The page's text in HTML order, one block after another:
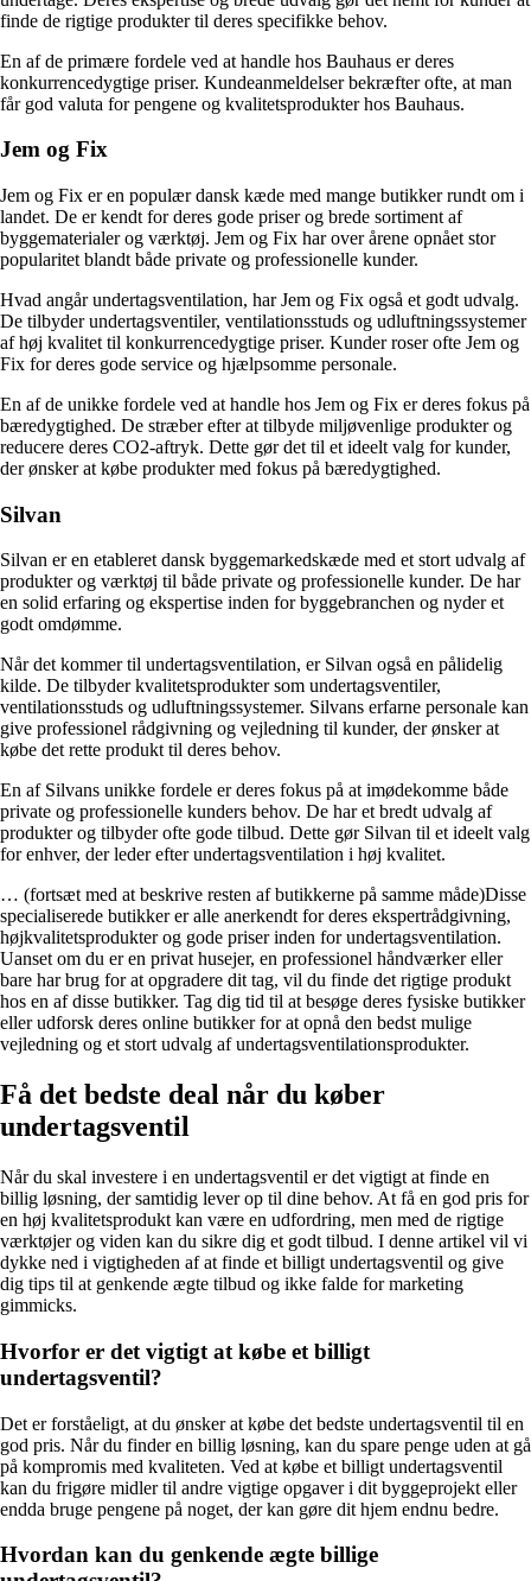
finde de rigtige produkter til deres specifikke behov.
En af de primære fordele ved at handle hos Bauhaus er deres
konkurrencedygtige priser. Kundeanmeldelser bekræfter ofte, at man
får god valuta for pengene og kvalitetsprodukter hos Bauhaus.
Jem og Fix
Jem og Fix er en populær dansk kæde med mange butikker rundt om i
landet. De er kendt for deres gode priser og brede sortiment af
byggematerialer og værktøj. Jem og Fix har over årene opnået stor
popularitet blandt både private og professionelle kunder.
Hvad angår undertagsventilation, har Jem og Fix også et godt udvalg.
De tilbyder undertagsventiler, ventilationsstuds og udluftningssystemer
af høj kvalitet til konkurrencedygtige priser. Kunder roser ofte Jem og
Fix for deres gode service og hjælpsomme personale.
En af de unikke fordele ved at handle hos Jem og Fix er deres fokus på
bæredygtighed. De stræber efter at tilbyde miljøvenlige produkter og
reducere deres CO2-aftryk. Dette gør det til et ideelt valg for kunder,
der ønsker at købe produkter med fokus på bæredygtighed.
Silvan
Silvan er en etableret dansk byggemarkedskæde med et stort udvalg af
produkter og værktøj til både private og professionelle kunder. De har
en solid erfaring og ekspertise inden for byggebranchen og nyder et
godt omdømme.
Når det kommer til undertagsventilation, er Silvan også en pålidelig
kilde. De tilbyder kvalitetsprodukter som undertagsventiler,
ventilationsstuds og udluftningssystemer. Silvans erfarne personale kan
give professionel rådgivning og vejledning til kunder, der ønsker at
købe det rette produkt til deres behov.
En af Silvans unikke fordele er deres fokus på at imødekomme både
private og professionelle kunders behov. De har et bredt udvalg af
produkter og tilbyder ofte gode tilbud. Dette gør Silvan til et ideelt valg
for enhver, der leder efter undertagsventilation i høj kvalitet.
… (fortsæt med at beskrive resten af butikkerne på samme måde)Disse
specialiserede butikker er alle anerkendt for deres ekspertrådgivning,
højkvalitetsprodukter og gode priser inden for undertagsventilation.
Uanset om du er en privat husejer, en professionel håndværker eller
bare har brug for at opgradere dit tag, vil du finde det rigtige produkt
hos en af disse butikker. Tag dig tid til at besøge deres fysiske butikker
eller udforsk deres online butikker for at opnå den bedst mulige
vejledning og et stort udvalg af undertagsventilationsprodukter.
Få det bedste deal når du køber
undertagsventil
Når du skal investere i en undertagsventil er det vigtigt at finde en
billig løsning, der samtidig lever op til dine behov. At få en god pris for
en høj kvalitetsprodukt kan være en udfordring, men med de rigtige
værktøjer og viden kan du sikre dig et godt tilbud. I denne artikel vil vi
dykke ned i vigtigheden af at finde et billigt undertagsventil og give
dig tips til at genkende ægte tilbud og ikke falde for marketing
gimmicks.
Hvorfor er det vigtigt at købe et billigt
undertagsventil?
Det er forståeligt, at du ønsker at købe det bedste undertagsventil til en
god pris. Når du finder en billig løsning, kan du spare penge uden at gå
på kompromis med kvaliteten. Ved at købe et billigt undertagsventil
kan du frigøre midler til andre vigtige opgaver i dit byggeprojekt eller
endda bruge pengene på noget, der kan gøre dit hjem endnu bedre.
Hvordan kan du genkende ægte billige